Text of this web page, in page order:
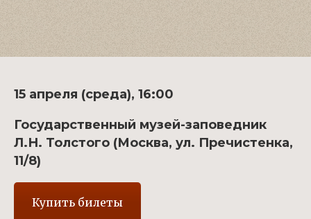
15 апреля (среда), 16:00
Государственный музей-заповедник
Л.Н. Толстого (Москва, ул. Пречистенка,
11/8)
Купить билеты